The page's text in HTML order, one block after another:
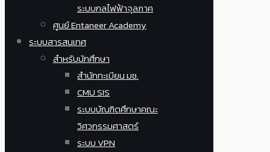
ระบบกลไฟฟ้าจุลภาค
ศูนย์ Entaneer Academy
ระบบสารสนเทศ
สำหรับนักศึกษา
สำนักทะเบียน มช.
CMU SIS
ระบบบัณฑิตศึกษาคณะ
วิศวกรรมศาสตร์
ระบบ VPN